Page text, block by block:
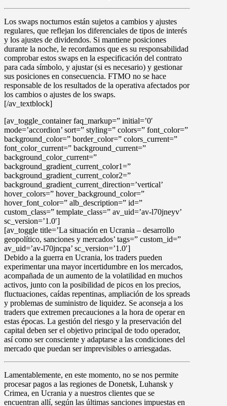
Los swaps nocturnos están sujetos a cambios y ajustes
regulares, que reflejan los diferenciales de tipos de interés
y los ajustes de dividendos. Si mantiene posiciones
durante la noche, le recordamos que es su responsabilidad
comprobar estos swaps en la especificación del contrato
para cada símbolo, y ajustar (si es necesario) y gestionar
sus posiciones en consecuencia. FTMO no se hace
responsable de los resultados de la operativa afectados por
los cambios o ajustes de los swaps.
[/av_textblock]
[av_toggle_container faq_markup=” initial=’0′
mode=’accordion’ sort=” styling=” colors=” font_color=”
background_color=” border_color=” colors_current=”
font_color_current=” background_current=”
background_color_current=”
background_gradient_current_color1=”
background_gradient_current_color2=”
background_gradient_current_direction=’vertical’
hover_colors=” hover_background_color=”
hover_font_color=” alb_description=” id=”
custom_class=” template_class=” av_uid=’av-l70jneyv’
sc_version=’1.0′]
[av_toggle title=’La situación en Ucrania – desarrollo
geopolítico, sanciones y mercados’ tags=” custom_id=”
av_uid=’av-l70jncpa’ sc_version=’1.0′]
Debido a la guerra en Ucrania, los traders pueden
experimentar una mayor incertidumbre en los mercados,
acompañada de un aumento de la volatilidad en muchos
activos, junto con la posibilidad de picos en los precios,
fluctuaciones, caídas repentinas, ampliación de los spreads
y problemas de suministro de liquidez. Se aconseja a los
traders que extremen precauciones a la hora de operar en
estas épocas. La gestión del riesgo y la preservación del
capital deben ser el objetivo principal de todo operador,
así como ser consciente y adaptarse a las condiciones del
mercado que puedan ser imprevisibles o arriesgadas.
Lamentablemente, en este momento, no se nos permite
procesarpagos a las regiones de Donetsk, Luhansk y
Crimea, en Ucrania y a nuestros clientes que se
encuentran allí, según las últimas sanciones impuestas en